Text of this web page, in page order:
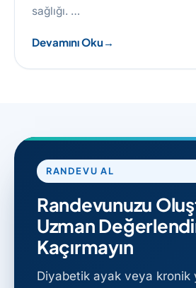
sağlığı. …
Devamını Oku
RANDEVU AL
Randevunuzu
Uzman
Kaçırmayın
Diyabetik ayak veya kronik